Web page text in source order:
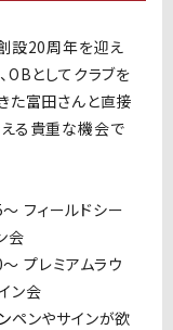
設20周年を迎え
OBとしてクラブを
た富田さんと直接
る貴重な機会で
フィールドシー
会
プレミアムラウ
ン会
ペンやサインが欲